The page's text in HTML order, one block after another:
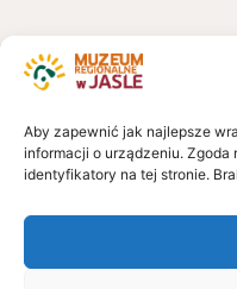
Aby zapewnić jak najlepsze
informacji o urządzeniu.
identyfikatory na tej stronie.